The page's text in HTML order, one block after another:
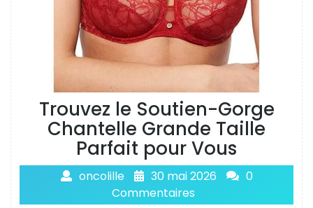
Trouvez le Soutien-Gorge
Chantelle Grande Taille
Parfait pour Vous
oncolille 30 mai 2026
0
Commentaires